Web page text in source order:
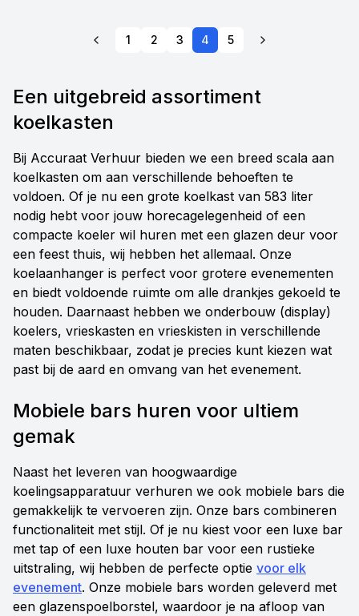
1 2 3 4 5
Een uitgebreid assortiment
koelkasten
Bij Accuraat Verhuur bieden we een breed scala aan
koelkasten om aan verschillende behoeften te
voldoen. Of je nu een grote koelkast van 583 liter
nodig hebt voor jouw horecagelegenheid of een
compacte koeler wil huren met een glazen deur voor
een feest thuis, wij hebben het allemaal. Onze
koelaanhanger is perfect voor grotere evenementen
en biedt voldoende ruimte om alle drankjes gekoeld te
houden. Daarnaast hebben we onderbouw (display)
koelers, vrieskasten en vrieskisten in verschillende
maten beschikbaar, zodat je precies kunt kiezen wat
past bij de aard en omvang van het evenement.
Mobiele bars huren voor ultiem
gemak
Naast het leveren van hoogwaardige
koelingsapparatuur verhuren we ook mobiele bars die
gemakkelijk te vervoeren zijn. Onze bars combineren
functionaliteit met stijl. Of je nu kiest voor een luxe bar
met tap of een luxe houten bar voor een rustieke
uitstraling, wij hebben de perfecte optie voor elk
evenement. Onze mobiele bars worden geleverd met
een glazenspoelborstel, waardoor je na afloop van